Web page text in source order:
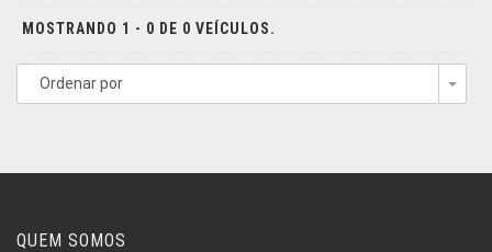
MOSTRANDO 1 - 0 DE 0 VEÍCULOS.
Ordenar por
QUEM SOMOS